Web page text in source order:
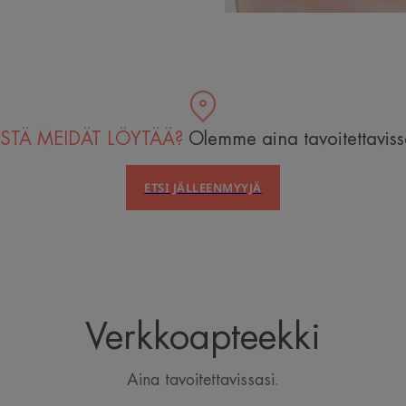
MEIDÄT LÖYTÄÄ? Olemme aina
ETSI JÄLLEENMYYJÄ
Verkkoapteekki
Aina tavoitettavissasi.